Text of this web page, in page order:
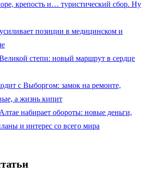
крепость и… туристический сбор. Ну
позиции в медицинском и
степи: новый маршрут в сердце
с Выборгом: замок на ремонте,
а жизнь кипит
набирает обороты: новые деньги,
и интерес со всего мира